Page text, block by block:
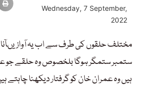
Wednesday, 7 September,
2022
مختلف حلقوں کی طرف سے اب یہ
ستمبر ستمگر ہوگا بلخصوص وہ حلقے جو
ہیں وہ عمران خان کو گرفتار دیکھنا